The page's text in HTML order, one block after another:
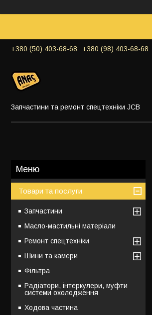
+380 (50) 403-68-68 +380 (98) 403-68-68
Запчастини та ремонт спецтехніки JCB
Товари та послуги
Запчастини
Масло-мастильні матеріали
Ремонт спецтехніки
Шини та камери
Фільтра
Радіатори, інтеркулери, муфти
системи охолодження
Ходова частина